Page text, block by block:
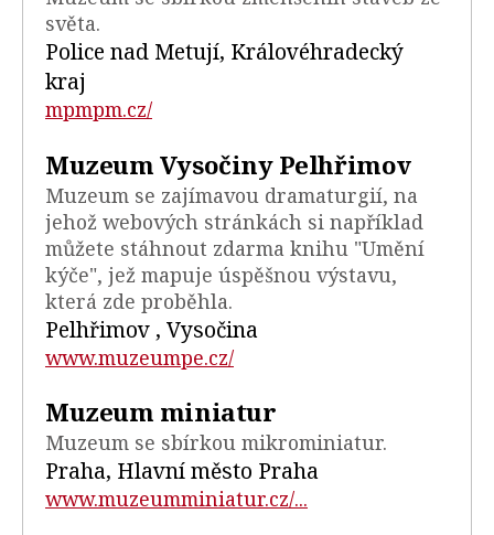
světa.
Police nad Metují, Královéhradecký
kraj
mpmpm.cz/
Muzeum Vysočiny Pelhřimov
Muzeum se zajímavou dramaturgií, na
jehož webových stránkách si například
můžete stáhnout zdarma knihu "Umění
kýče", jež mapuje úspěšnou výstavu,
která zde proběhla.
Pelhřimov , Vysočina
www.muzeumpe.cz/
Muzeum miniatur
Muzeum se sbírkou mikrominiatur.
Praha, Hlavní město Praha
www.muzeumminiatur.cz/...